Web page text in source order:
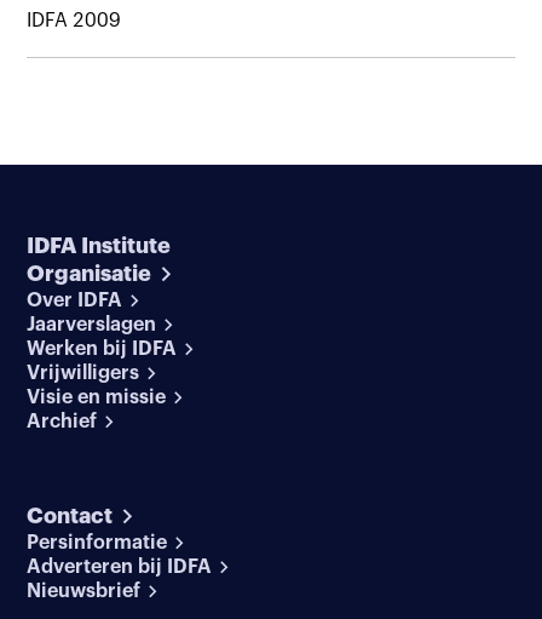
IDFA 2009
IDFA Institute
Organisatie
Over IDFA
Jaarverslagen
Werken bij IDFA
Vrijwilligers
Visie en missie
Archief
Contact
Persinformatie
Adverteren bij IDFA
Nieuwsbrief